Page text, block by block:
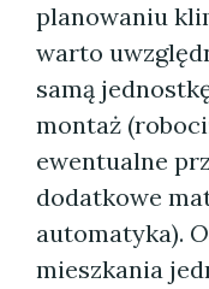
planowaniu
warto
samą
montaż
ewentualne
dodatkowe
automatyka).
mieszkania